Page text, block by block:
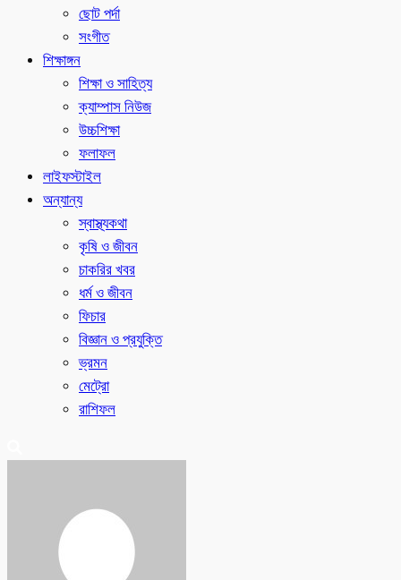
ছোট পর্দা
সংগীত
শিক্ষাঙ্গন
শিক্ষা ও সাহিত্য
ক্যাম্পাস নিউজ
উচ্চশিক্ষা
ফলাফল
লাইফস্টাইল
অন্যান্য
স্বাস্থ্যকথা
কৃষি ও জীবন
চাকরির খবর
ধর্ম ও জীবন
ফিচার
বিজ্ঞান ও প্রযুক্তি
ভ্রমন
মেট্রো
রাশিফল